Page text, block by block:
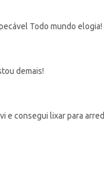
Todo mundo elogia!
demais!
e consegui lixar para